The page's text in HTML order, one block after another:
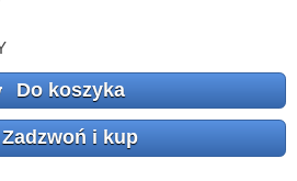
Do koszyka
Zadzwoń i kup